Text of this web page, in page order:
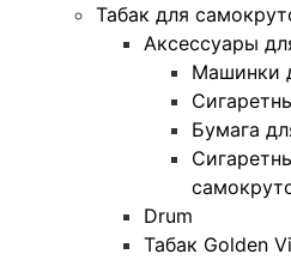
Табак для
Аксессуары
Машинки
Бумага
Drum
Табак Golden